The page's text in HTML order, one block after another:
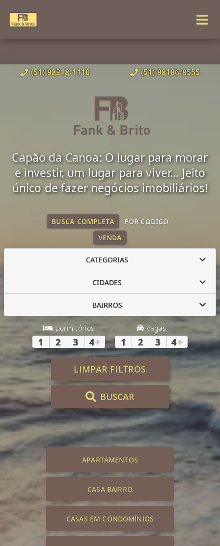
(51) 98318-1110 (51) 98186-8555
Capão da Canoa: O lugar para morar
e investir, um lugar para viver... Jeito
único de fazer negócios imobiliários!
VENDA
BUSCA COMPLETA POR CÓDIGO
CATEGORIAS
CIDADES
BAIRROS
Dormitórios
1 2 3 4+
Vagas
1 2 3 4+
LIMPAR FILTROS
BUSCAR
APARTAMENTOS
CASA BAIRRO
CASAS EM CONDOMÍNIOS